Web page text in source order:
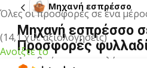
Όλες οι προσφορές σε ένα
(14,1 χιλ. αξιολογήσεις)
Ανοίξτε το
Μηχανή εσπρέσσο
Μηχανή εσπρέσσο
Προσφορές
Δεν βρήκαμε αποτελέσματα